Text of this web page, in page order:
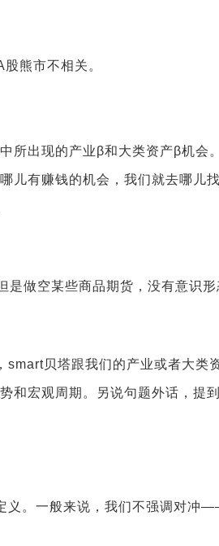
股熊市不相关。
所出现的产业β和大类资产β机会
有赚钱的机会，我们就去哪儿
做空某些商品期货，没有意识形
smart贝塔跟我们的产业或者大类
和宏观周期。另说句题外话，提到
义。一般来说，我们不强调对冲